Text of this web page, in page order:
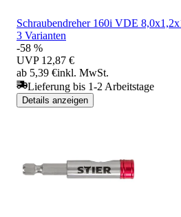
Schraubendreher 160i VDE
3 Varianten
-58 %
UVP 12,87 €
ab 5,39 €inkl. MwSt.
Lieferung bis 1-2 Arbeitstage
Details anzeigen